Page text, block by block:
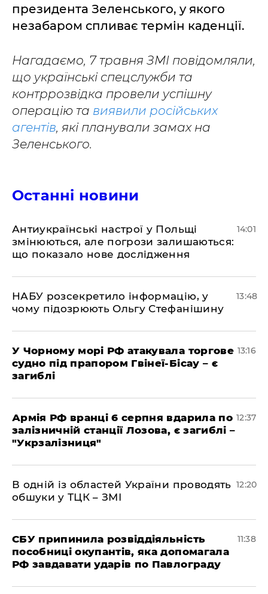
президента Зеленського, у якого
незабаром спливає термін каденції.
Нагадаємо, 7 травня ЗМІ повідомляли,
що українські спецслужби та
контррозвідка провели успішну
операцію та виявили російських
агентів, які планували замах на
Зеленського.
Останні новини
Антиукраїнські настрої у Польщі
змінюються, але погрози залишаються:
що показало нове дослідження
14:01
НАБУ розсекретило інформацію, у
чому підозрюють Ольгу Стефанішину
13:48
У Чорному морі РФ атакувала торгове
судно під прапором Гвінеї-Бісау – є
загиблі
13:16
Армія РФ вранці 6 серпня вдарила по
залізничній станції Лозова, є загиблі –
"Укрзалізниця"
12:37
В одній із областей України проводять
обшуки у ТЦК – ЗМІ
12:20
СБУ припинила розвіддіяльність
пособниці окупантів, яка допомагала
РФ завдавати ударів по Павлограду
11:38